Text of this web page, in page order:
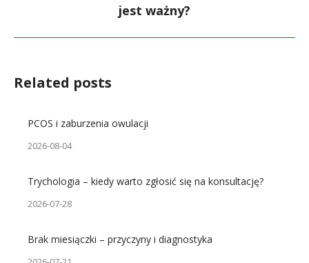
jest ważny?
Related posts
PCOS i zaburzenia owulacji
2026-08-04
Trychologia – kiedy warto zgłosić się na konsultację?
2026-07-28
Brak miesiączki – przyczyny i diagnostyka